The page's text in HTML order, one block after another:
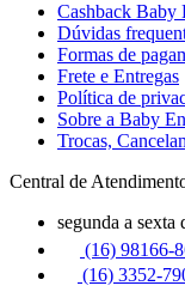
Cashback Baby
Dúvidas
Formas de
Frete e Entregas
Política de
Sobre a Baby
Trocas,
Central de
segunda a sexta
(16) 98166-
(16) 3352-